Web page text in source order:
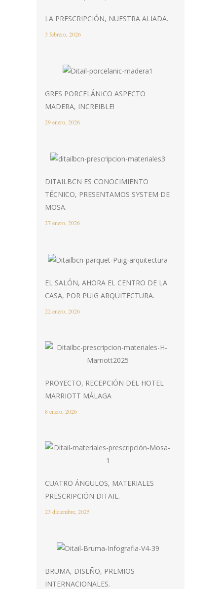
LA PRESCRIPCIÓN, NUESTRA ALIADA.
3 febrero, 2026
GRES PORCELÁNICO ASPECTO
MADERA, INCREIBLE!
29 enero, 2026
DITAILBCN ES CONOCIMIENTO
TÉCNICO, PRESENTAMOS SYSTEM DE
MOSA.
27 enero, 2026
EL SALÓN, AHORA EL CENTRO DE LA
CASA, POR PUIG ARQUITECTURA.
22 enero, 2026
PROYECTO, RECEPCIÓN DEL HOTEL
MARRIOTT MÁLAGA
8 enero, 2026
CUATRO ÁNGULOS, MATERIALES
PRESCRIPCIÓN DITAIL.
23 diciembre, 2025
BRUMA, DISEÑO, PREMIOS
INTERNACIONALES.